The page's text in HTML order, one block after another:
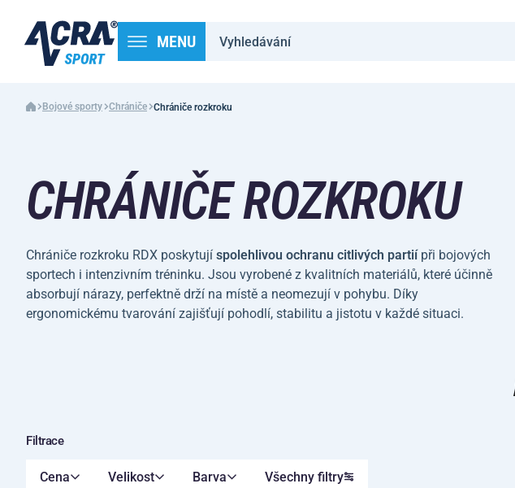
MENU
Bojové sporty Chrániče Chrániče rozkroku
CHRÁNIČE ROZKROKU
Chrániče rozkroku RDX poskytují spolehlivou ochranu citlivých partiípři bojových
sportech i intenzivním tréninku. Jsou vyrobené z kvalitních materiálů, které účinně
absorbují nárazy, perfektně drží na místě a neomezují v pohybu. Díky
ergonomickému tvarování zajišťují pohodlí, stabilitu a jistotu v každé situaci.
Filtrace
Cena Velikost Barva Všechny filtry